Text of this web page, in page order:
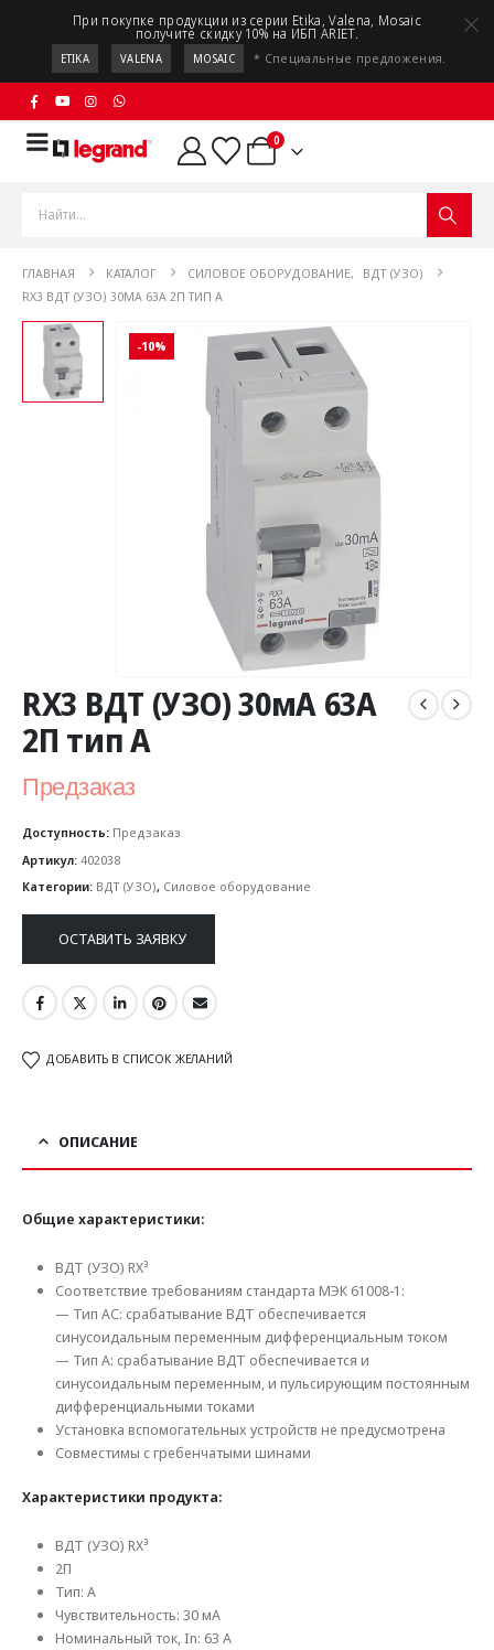
При покупке продукции из серии Etika, Valena, Mosaic
получите скидку 10% на ИБП ARIET.
ETIKA VALENA MOSAIC * Специальные предложения.
0
ГЛАВНАЯ КАТАЛОГ СИЛОВОЕ ОБОРУДОВАНИЕ,
ВДТ (УЗО)
RX3 ВДТ (УЗО) 30МА 63А 2П ТИП A
-10%
RX3 ВДТ (УЗО) 30мА 63А
2П тип A
Предзаказ
Доступность: Предзаказ
Артикул: 402038
Категории: ВДТ (УЗО), Силовое оборудование
ОСТАВИТЬ ЗАЯВКУ
ДОБАВИТЬ В СПИСОК ЖЕЛАНИЙ
ОПИСАНИЕ
Общие характеристики:
ВДТ (УЗО) RX³
Соответствие требованиям стандарта МЭК 61008-1:
— Тип AC: срабатывание ВДТ обеспечивается
синусоидальным переменным дифференциальным током
— Тип A: срабатывание ВДТ обеспечивается и
синусоидальным переменным, и пульсирующим постоянным
дифференциальными токами
Установка вспомогательных устройств не предусмотрена
Совместимы с гребенчатыми шинами
Характеристики продукта:
ВДТ (УЗО) RX³
2П
Тип: A
Чувствительность: 30 мА
Номинальный ток, In: 63 А